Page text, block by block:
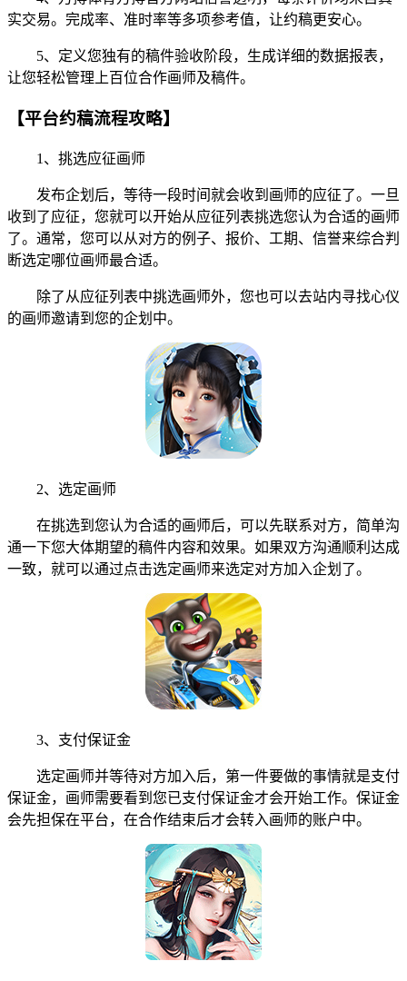
实交易。完成率、准时率等多项参考值，让约稿更安心。
5、定义您独有的稿件验收阶段，生成详细的数据报表，
让您轻松管理上百位合作画师及稿件。
【平台约稿流程攻略】
1、挑选应征画师
发布企划后，等待一段时间就会收到画师的应征了。一旦
收到了应征，您就可以开始从应征列表挑选您认为合适的画师
了。通常，您可以从对方的例子、报价、工期、信誉来综合判
断选定哪位画师最合适。
除了从应征列表中挑选画师外，您也可以去站内寻找心仪
的画师邀请到您的企划中。
2、选定画师
在挑选到您认为合适的画师后，可以先联系对方，简单沟
通一下您大体期望的稿件内容和效果。如果双方沟通顺利达成
一致，就可以通过点击选定画师来选定对方加入企划了。
3、支付保证金
选定画师并等待对方加入后，第一件要做的事情就是支付
保证金，画师需要看到您已支付保证金才会开始工作。保证金
会先担保在平台，在合作结束后才会转入画师的账户中。